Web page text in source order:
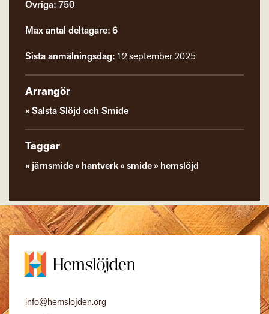
Övriga: 750
Max antal deltagare: 6
Sista anmälningsdag: 12 september 2025
Arrangör
Salsta Slöjd och Smide
Taggar
järnsmide hantverk smide hemslöjd
info@hemslojden.org